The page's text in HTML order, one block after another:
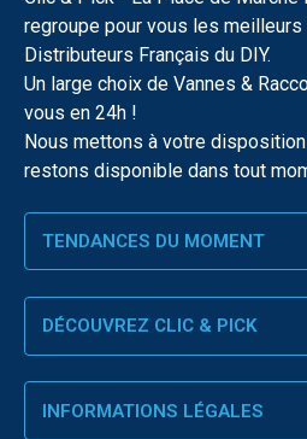
regroupe pour vous les meilleurs
Distributeurs Français du DIY.
Un large choix de Vannes &
vous en 24h !
Nous mettons à votre
restons disponible dans tout
TENDANCES DU MOMENT
DÉCOUVREZ CLIC & PICK
INFORMATIONS LÉGALES